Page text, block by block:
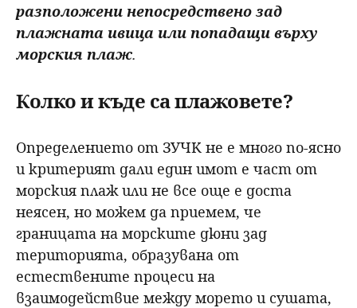
разположени непосредствено зад
плажната ивица или попадащи върху
морския плаж.
Колко и къде са плажовете?
Определението от ЗУЧК не е много по-ясно
и критерият дали един имот е част от
морския плаж или не все още е доста
неясен, но можем да приемем, че
границата на морските дюни зад
територията, образувана от
естествените процеси на
взаимодействие между морето и сушата,